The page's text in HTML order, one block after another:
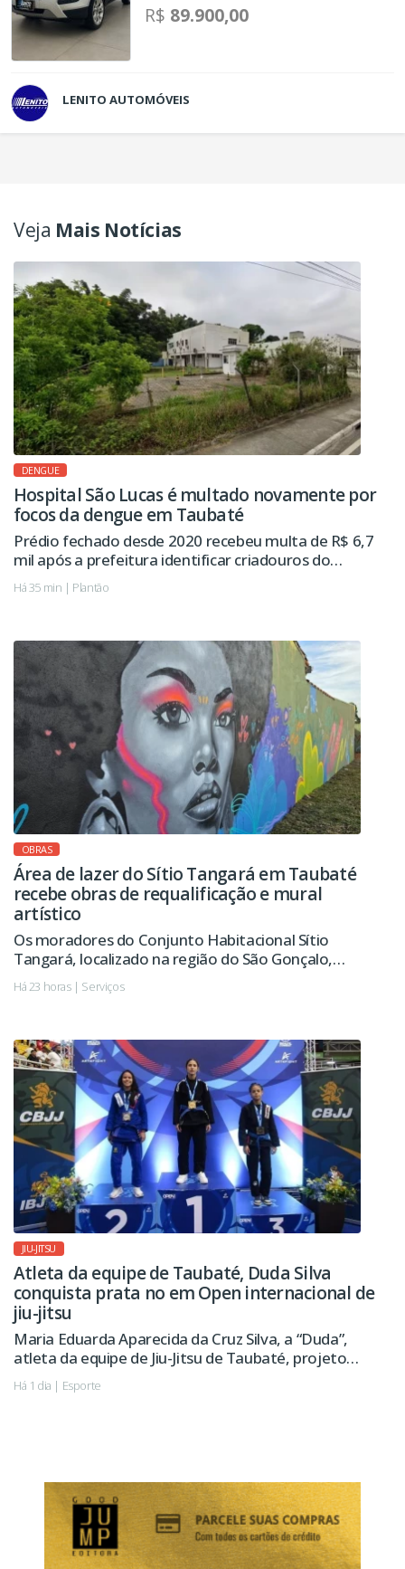
R$ 89.900,00
LENITO AUTOMÓVEIS
Veja Mais Notícias
DENGUE
Hospital São Lucas é multado novamente por
focos da dengue em Taubaté
Prédio fechado desde 2020 recebeu multa de R$ 6,7
mil após a prefeitura identificar criadouros do
mosquito da dengue. Imóvel já havia sido autuado
pelo mesmo motivo em 2024.
Há 35 min | Plantão
OBRAS
Área de lazer do Sítio Tangará em Taubaté
recebe obras de requalificação e mural
artístico
Os moradores do Conjunto Habitacional Sítio
Tangará, localizado na região do São Gonçalo,
passarão a contar em breve com uma área de lazer
revitalizada, com novo playground, pista de
pública, entre outras ações.
Há 23 horas | Serviços
JIU-JITSU
Atleta da equipe de Taubaté, Duda Silva
conquista prata no em Open internacional de
jiu-jitsu
Maria Eduarda Aparecida da Cruz Silva, a “Duda”,
atleta da equipe de Jiu-Jitsu de Taubaté, projeto
esportivo apoiado pela Prefeitura, conquistou a
medalha de prata no São Paulo International Open
Há 1 dia | Esporte